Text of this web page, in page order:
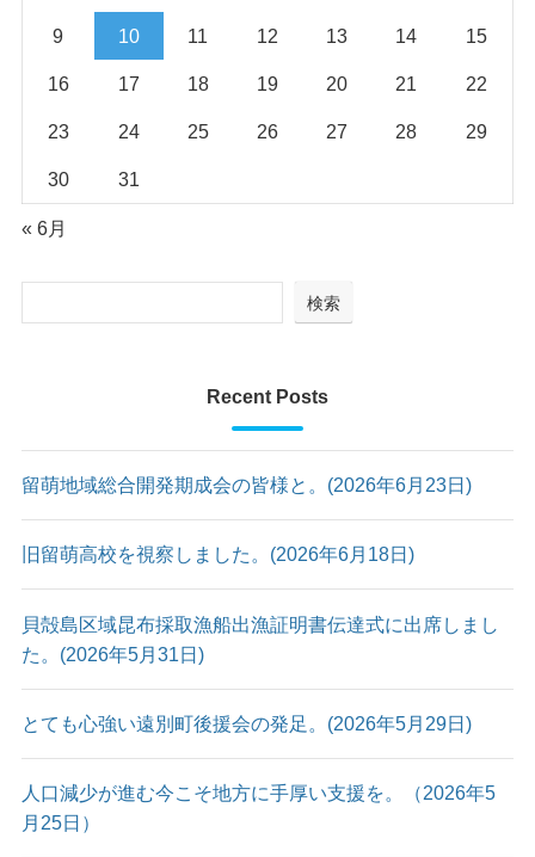
9 10 11 12 13 14 15
16 17 18 19 20 21 22
23 24 25 26 27 28 29
30 31
« 6月
検索
Recent Posts
留萌地域総合開発期成会の皆様と。(2026年6月23日)
旧留萌高校を視察しました。(2026年6月18日)
貝殻島区域昆布採取漁船出漁証明書伝達式に出席しまし
た。(2026年5月31日)
とても心強い遠別町後援会の発足。(2026年5月29日)
人口減少が進む今こそ地方に手厚い支援を。（2026年5
月25日）